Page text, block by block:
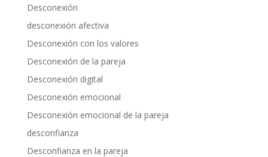
Desconexión
desconexión afectiva
Desconexión con los valores
Desconexión de la pareja
Desconexión digital
Desconexión emocional
Desconexión emocional de la pareja
desconfianza
Desconfianza en la pareja